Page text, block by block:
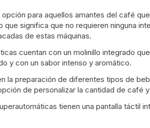
para aquellos amantes del café
significa que no requieren ninguna
de estas máquinas.
cuentan con un molinillo integrado
y con un sabor intenso y aromático.
la preparación de diferentes tipos de
de personalizar la cantidad de café
tienen una pantalla táctil